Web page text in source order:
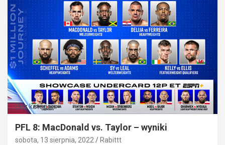
Bez kategorii
PFL 8: MacDonald vs. Taylor – wyniki
sobota, 13 sierpnia, 2022 Rabittt